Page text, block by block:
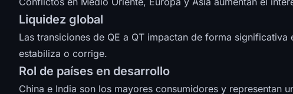
Liquidez global
Las transiciones de QE a QT impactan de forma
estabiliza o corrige.
Rol de países en desarrollo
China e India son los mayores consumidores y representan